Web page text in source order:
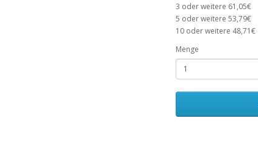
3 oder weitere 61,05€
5 oder weitere 53,79€
10 oder weitere 48,71€
Menge